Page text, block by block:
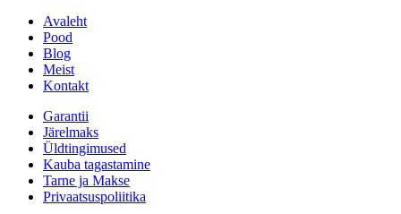
Avaleht
Pood
Blog
Meist
Kontakt
Garantii
Järelmaks
Üldtingimused
Kauba tagastamine
Tarne ja Makse
Privaatsuspoliitika